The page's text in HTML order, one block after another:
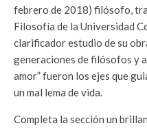
febrero de 2018) filósofo,
Filosofía de la Universidad
clarificador estudio de su
generaciones de filósofos y
amor” fueron los ejes que
un mal lema de vida.
Completa la sección un